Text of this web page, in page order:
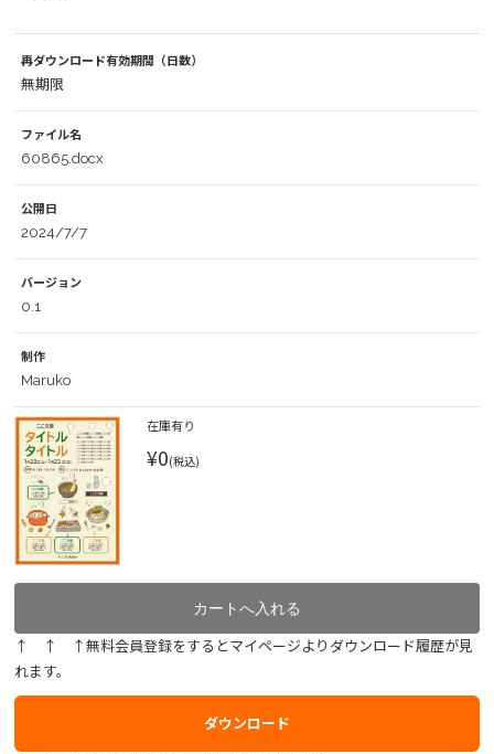
再ダウンロード有効期間（日数）
無期限
ファイル名
60865.docx
公開日
2024/7/7
バージョン
0.1
制作
Maruko
在庫有り
¥0(税込)
↑ ↑ ↑無料会員登録をするとマイページよりダウンロード履歴が見
れます。
ダウンロード